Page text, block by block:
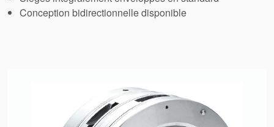
joints
Conception bidirectionnelle disponible